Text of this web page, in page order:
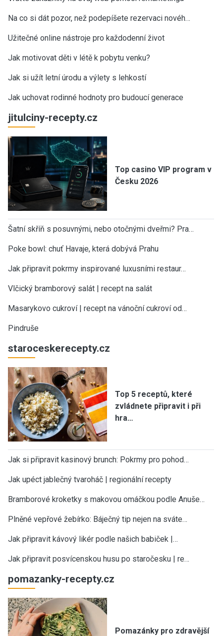
Na co si dát pozor, než podepíšete rezervaci novéh…
Užitečné online nástroje pro každodenní život
Jak motivovat děti v létě k pobytu venku?
Jak si užít letní úrodu a výlety s lehkostí
Jak uchovat rodinné hodnoty pro budoucí generace
jitulciny-recepty.cz
Top casino VIP program v
Česku 2026
Šatní skříň s posuvnými, nebo otočnými dveřmi? Pra…
Poke bowl: chuť Havaje, která dobývá Prahu
Jak připravit pokrmy inspirované luxusními restaur…
Vlčický bramborový salát | recept na salát
Masarykovo cukroví | recept na vánoční cukroví od…
Pindruše
staroceskerecepty.cz
Top 5 receptů, které
zvládnete připravit i při
hra…
Jak si připravit kasinový brunch: Pokrmy pro pohod…
Jak upéct jablečný tvaroháč | regionální recepty
Bramborové kroketky s makovou omáčkou podle Anuše…
Plněné vepřové žebírko: Báječný tip nejen na sváte…
Jak připravit kávový likér podle našich babiček |…
Jak připravit posvícenskou husu po staročesku | re…
pomazanky-recepty.cz
Pomazánky pro zdravější